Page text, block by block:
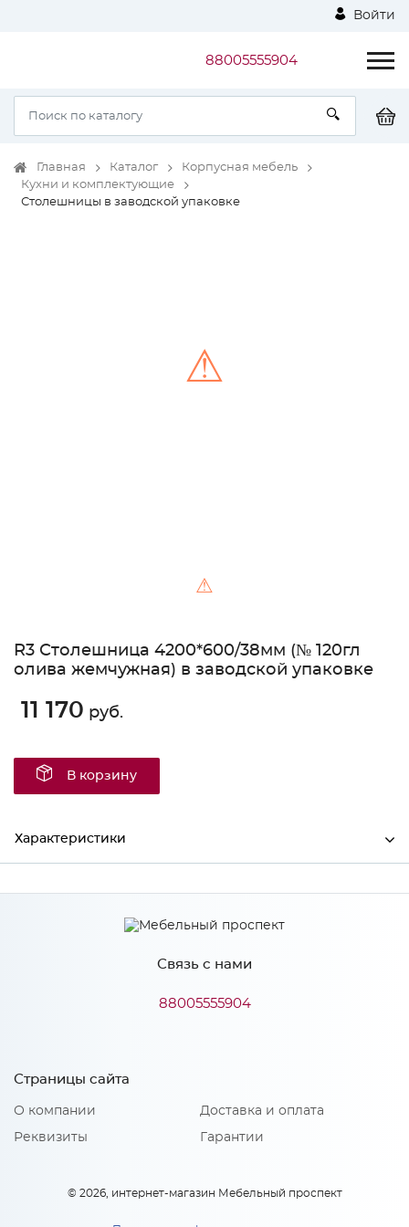
Войти
88005555904
Главная Каталог
Корпусная мебель
Кухни и комплектующие
Столешницы в заводской упаковке
⚠
⚠
R3 Столешница 4200*600/38мм (№ 120гл
олива жемчужная) в заводской упаковке
11 170 руб.
В корзину
Характеристики
Ширина 4200
38
600
СКИФ
Материал
Рабочие плиты изготовлены на основе древесно-
стружечной плиты, покрытой слоистым пластиком ведущих
Связь с нами
88005555904
Страницы сайта
О компании
Реквизиты
Доставка и оплата
Гарантии
© 2026, интернет-магазин Мебельный проспект